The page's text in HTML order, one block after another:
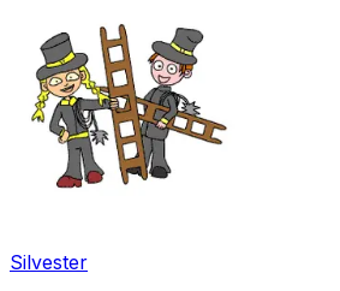
Silvester